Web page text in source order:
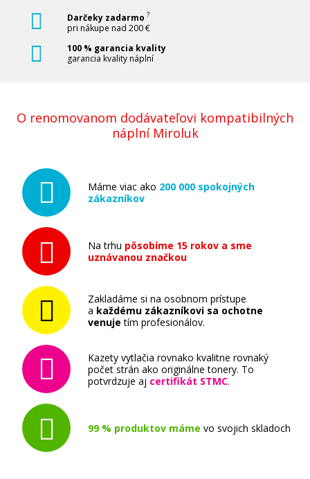
Darčeky zadarmo ?
pri nákupe nad 200 €
100 % garancia kvality
garancia kvality náplní
O renomovanom dodávateľovi kompatibilných
náplní Miroluk
Máme viac ako 200 000 spokojných
zákazníkov
Na trhu pôsobíme 15 rokov a sme
uznávanou značkou
Zakladáme si na osobnom prístupe
a každému zákazníkovi sa ochotne
venuje tím profesionálov.
Kazety vytlačia rovnako kvalitne rovnaký
počet strán ako originálne tonery. To
potvrdzuje aj certifikát STMC.
99 % produktov máme vo svojich skladoch